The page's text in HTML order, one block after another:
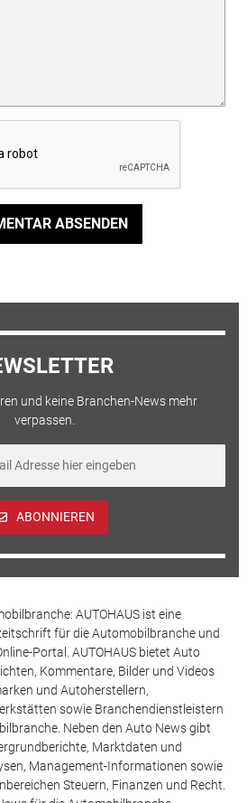
ABSENDEN
und keine Branchen-News mehr
verpassen.
ABONNIEREN
AUTOHAUS ist eine
für die Automobilbranche und
Portal. AUTOHAUS bietet Auto
Kommentare, Bilder und Videos
und Autoherstellern,
sowie Branchendienstleistern
Neben den Auto News gibt
Marktdaten und
Management-Informationen sowie
Steuern, Finanzen und Recht.